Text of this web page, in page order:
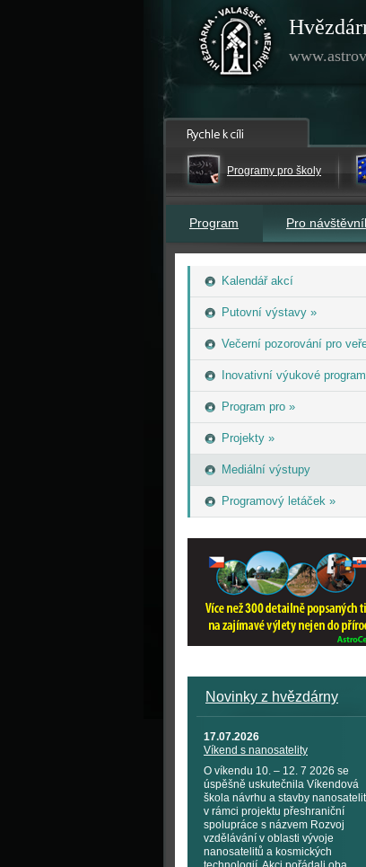
Programy pro školy
Program Pro
Kalendář akcí
Putovní výstavy »
Večerní pozorování pro
Inovativní výukové
Program pro »
Projekty »
Mediální výstupy
Programový letáček »
Novinky z hvězdárny
17.07.2026
Víkend s nanosatelity
O víkendu 10. – 12. 7 2026 se
úspěšně uskutečnila Víkendová
škola návrhu a stavby
v rámci projektu přeshraniční
spolupráce s názvem Rozvoj
vzdělávání v oblasti vývoje
nanosatelitů a kosmických